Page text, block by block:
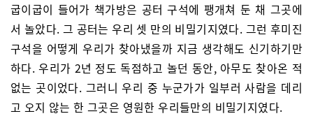
굽이굽이 들어가 책가방은 공터 구석에 팽개쳐 둔 채 그곳에
서 놀았다. 그 공터는 우리 셋 만의 비밀기지였다. 그런 후미진
구석을 어떻게 우리가 찾아냈을까 지금 생각해도 신기하기만
하다. 우리가 2년 정도 독점하고 놀던 동안, 아무도 찾아온 적
없는 곳이었다. 그러니 우리 중 누군가가 일부러 사람을 데리
고 오지 않는 한 그곳은 영원한 우리들만의 비밀기지였다.